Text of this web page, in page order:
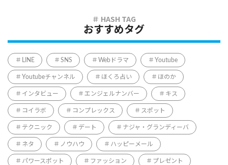
おすすめタグ
LINE SNS Webドラマ Youtube
Youtubeチャンネル ほくろ占い ほのか
インタビュー エンジェルナンバー キス
コイラボ コンプレックス スポット
テクニック デート ナジャ・グランディーバ
ネタ ノウハウ ハッピーメール
パワースポット ファッション プレゼント